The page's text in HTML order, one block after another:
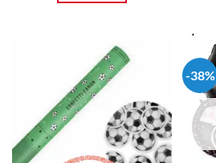
-38%